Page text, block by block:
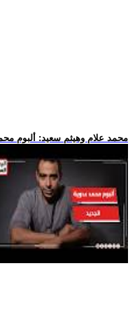
.. محمد علام وهيثم سعيد: ألبوم